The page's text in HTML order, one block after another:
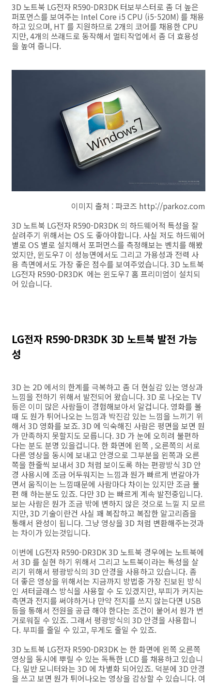
3D 노트북 LG전자 R590-DR3DK 터보부스터로 좀 더 높은
퍼포먼스를 보여주는 Intel Core i5 CPU (i5-520M) 를 채용
하고 있으며, HT 를 지원하므로 2개의 코어를 채용한 CPU
지만, 4개의 쓰래드로 동작해서 멀티작업에서 좀 더 효용성
을 높여 줍니다.
이미지 출처 : 파코즈 http://parkoz.com
3D 노트북 LG전자 R590-DR3DK 의 하드웨어적 특성을 잘
살려주기 위해서는 OS 도 좋아야합니다. 사실 저도 하드웨어
별로 OS 별로 설치해서 포퍼먼스를 측정해보는 벤치를 해봤
었지만, 윈도우7 이 성능면에서도 그리고 가용성과 전력 사
용 측면에서도 가장 좋은 점수를 보여주었습니다. 3D 노트북
LG전자 R590-DR3DK 에는 윈도우7 홈 프리미엄이 설치되
어 있습니다.
LG전자 R590-DR3DK 3D 노트북 발전 가능
성
3D 는 2D 에서의 한계를 극복하고 좀 더 현실감 있는 영상과
느낌을 전하기 위해서 발전되어 왔습니다. 3D 로 나오는 TV
등은 이미 많은 사람들이 경험해보아서 알겁니다. 영화를 볼
때 도 뭔가 튀어나오는 느낌과 박진감 있는 느낌을 느끼기 위
해서 3D 영화를 보죠. 3D 에 익숙해진 사람은 평면을 보면 뭔
가 만족하지 못할지도 모릅니다. 3D 가 눈에 오히려 불편하
다는 분도 분명 있을겁니다. 한 화면에 왼쪽 , 오른쪽의 서로
다른 영상을 동시에 보내고 안경으로 그부분을 왼쪽과 오른
쪽을 한줄씩 보내서 3D 처럼 보이도록 하는 편광방식 3D 안
경 사용시에 조금 어두워지는 느낌과 뭔가 빠르게 번갈아가
면서 움직이는 느낌때문에 사람마다 차이는 있지만 조금 불
편 해 하는분도 있죠. 다만 3D 는 빠르게 계속 발전중입니다.
보는 사람은 뭔가 조금 밖에 변하지 않은 것으로 느낄 지 모르
지만, 3D 기술이란건 사실 꽤 복잡하고 복잡한 알고리즘을
통해서 완성이 됩니다. 그냥 영상을 3D 처럼 변환해주는것과
는 차이가 있는것입니다.
이번에 LG전자 R590-DR3DK 3D 노트북 경우에는 노트북에
서 3D 를 실현 하기 위해서 그리고 노트북이라는 특성을 살
리기 위해서 평광방식의 3D 안경을 사용하고 있습니다. 좀
더 좋은 영상을 위해서는 지금까지 방법중 가장 진보된 방식
인 셔터글래스 방식을 사용할 수 도 있겠지만, 부피가 커지는
측면과 전지를 써야하거나 만약 전지를 쓰지 않는다면 USB
등을 통해서 전원을 공급 해야 한다는 조건이 붙어서 뭔가 번
거로워질 수 있죠. 그래서 평광방식의 3D 안경을 사용합니
다. 부피를 줄일 수 있고, 무게도 줄일 수 있죠.
3D 노트북 LG전자 R590-DR3DK 는 한 화면에 왼쪽 오른쪽
영상을 동시에 뿌릴 수 있는 독특한 LCD 를 채용하고 있습니
다. 일반 모니터와는 3D 에 차별화 되어있죠. 덕분에 3D 안경
을 쓰고 보면 뭔가 튀어나오는 영상을 감상할 수 있습니다. 여